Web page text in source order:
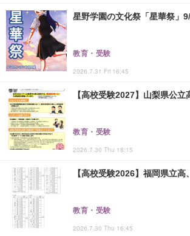
星野学園の文化祭「星華祭」
教育・受験
2026.7.31 Fri 16:45
【高校受験2027】山梨県公
教育・受験
2026.7.30 Thu 18:15
【高校受験2026】福岡県立
教育・受験
2026.7.30 Thu 16:45